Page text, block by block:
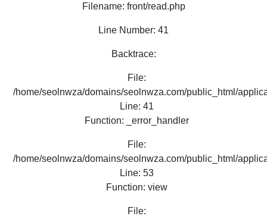
Filename: front/read.php
Line Number: 41
Backtrace:
File:
/home/seolnwza/domains/seolnwza.com/public_html/
Line: 41
Function: _error_handler
File:
/home/seolnwza/domains/seolnwza.com/public_html/
Line: 53
Function: view
File: